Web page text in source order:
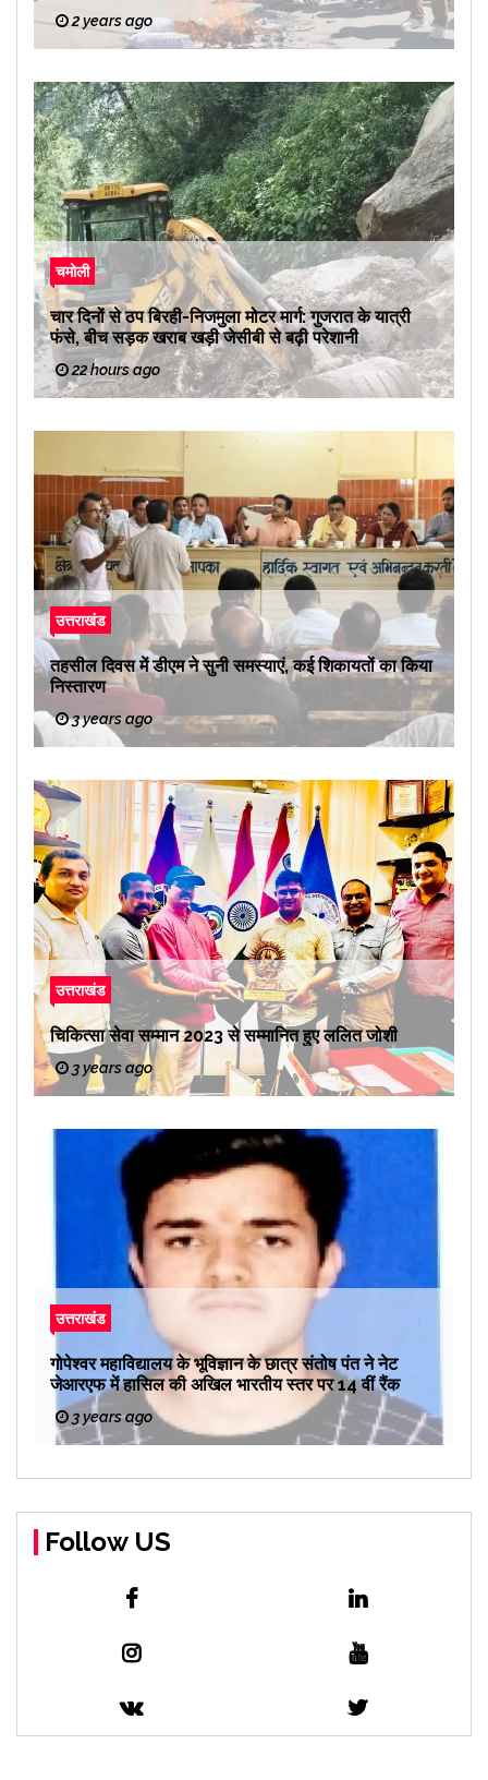
2 years ago
चमोली
चार दिनों से ठप बिरही-निजमुला मोटर मार्ग: गुजरात के यात्री
फंसे, बीच सड़क खराब खड़ी जेसीबी से बढ़ी परेशानी
22 hours ago
उत्तराखंड
तहसील दिवस में डीएम ने सुनी समस्याएं, कई शिकायतों का किया
निस्तारण
3 years ago
उत्तराखंड
चिकित्सा सेवा सम्मान 2023 से सम्मानित हुए ललित जोशी
3 years ago
उत्तराखंड
गोपेश्वर महाविद्यालय के भूविज्ञान के छात्र संतोष पंत ने नेट
जेआरएफ में हासिल की अखिल भारतीय स्तर पर 14 वीं रैंक
3 years ago
Follow US